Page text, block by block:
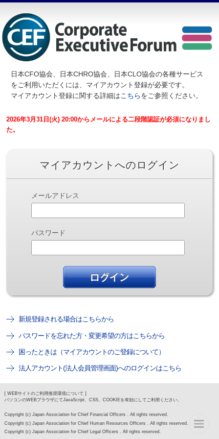
日本CFO協会、日本CHRO協会、日本CLO協会の各種サービス
をご利用いただくには、マイアカウント登録が必要です。
マイアカウント登録に関する詳細はこちらをご参照ください。
2026年3月31日(火) 20:00からメールによる二段階認証が必須になりまし
た。
マイアカウントへのログイン
メールアドレス
パスワード
新規登録される場合はこちらから
パスワードを忘れた方・変更希望の方はこちらから
困ったときは（マイアカウントのご登録について）
法人アカウント(法人会員管理画面)へのログインはこちら
[ WEBサイトのご利用推奨環境について ]
パソコンのWEBブラウザにてJavaScript、CSS、COOKIEを有効にしてご利用ください。
Copyright (c) Japan Association for Chief Financial Officers . All rights reserved.
Copyright (c) Japan Association for Chief Human Resources Officers . All rights reserved.
Copyright (c) Japan Association for Chief Legal Officers . All rights reserved.